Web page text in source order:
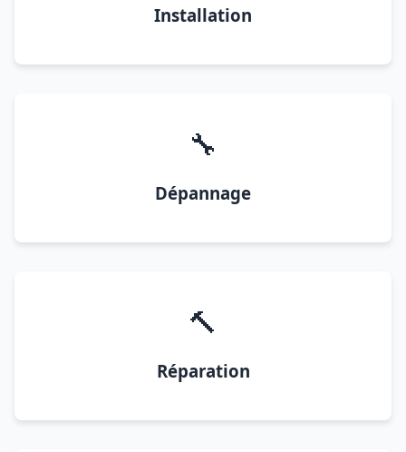
Installation
🔧
Dépannage
🔨
Réparation